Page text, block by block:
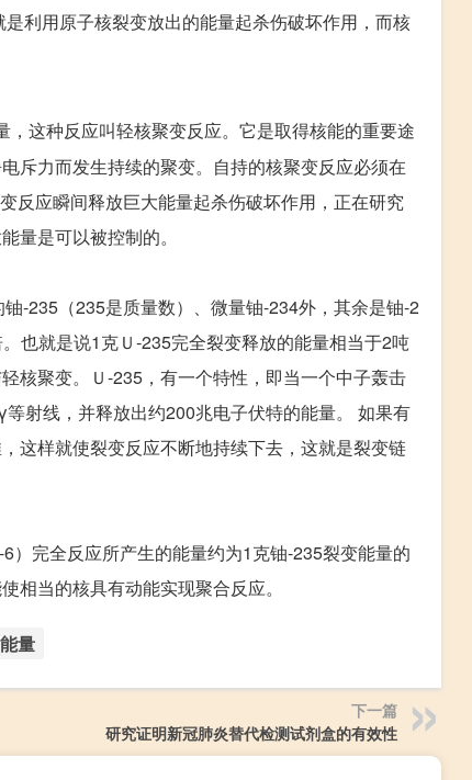
利用原子核裂变放出的能量起杀伤破坏作用，而核
这种反应叫轻核聚变反应。它是取得核能的重要途
斥力而发生持续的聚变。自持的核聚变反应必须在
反应瞬间释放巨大能量起杀伤破坏作用，正在研究
量是可以被控制的。
-235（235是质量数）、微量铀-234外，其余是铀-2
也就是说1克Ｕ-235完全裂变释放的能量相当于2吨
核聚变。Ｕ-235，有一个特性，即当一个中子轰击
射线，并释放出约200兆电子伏特的能量。 如果有
这样就使裂变反应不断地持续下去，这就是裂变链
完全反应所产生的能量约为1克铀-235裂变能量的
相当的核具有动能实现聚合反应。
能量
下一篇
研究证明新冠肺炎替代检测试剂盒的有效性